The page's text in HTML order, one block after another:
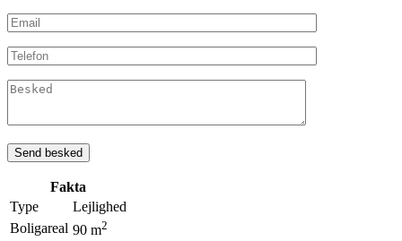
Fakta
Type
Lejlighed
Boligareal 90 m2